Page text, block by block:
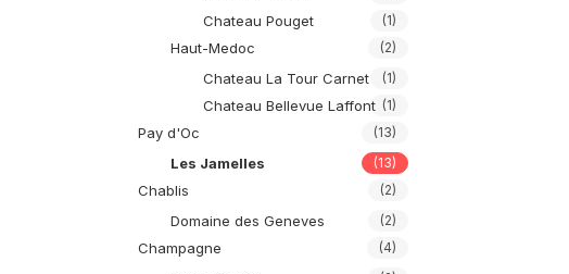
Chateau Pouget (1)
Haut-Medoc (2)
Chateau La Tour Carnet (1)
Chateau Bellevue Laffont (1)
Pay d'Oc (13)
Les Jamelles (13)
Chablis (2)
Domaine des Geneves (2)
Champagne (4)